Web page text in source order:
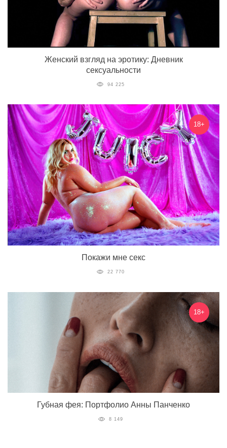
Женский взгляд на эротику: Дневник
сексуальности
94 225
18+
Покажи мне секс
22 770
18+
Губная фея: Портфолио Анны Панченко
8 149